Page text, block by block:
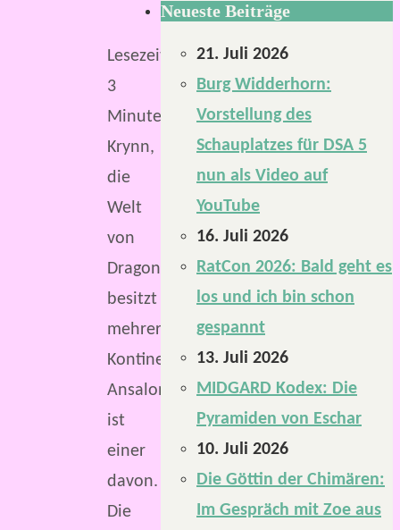
Lesezeit:
3
Minuten
Krynn,
die
Welt
von
Dragonlance,
besitzt
mehrere
Kontinente.
Ansalon
ist
einer
davon.
Die
Neueste Beiträge
21. Juli 2026
Burg Widderhorn:
Vorstellung des
Schauplatzes für DSA 5
nun als Video auf
YouTube
16. Juli 2026
RatCon 2026: Bald geht es
los und ich bin schon
gespannt
13. Juli 2026
MIDGARD Kodex: Die
Pyramiden von Eschar
10. Juli 2026
Die Göttin der Chimären:
Im Gespräch mit Zoe aus